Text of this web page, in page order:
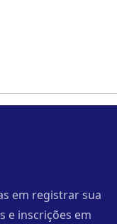
em registrar sua
e inscrições em